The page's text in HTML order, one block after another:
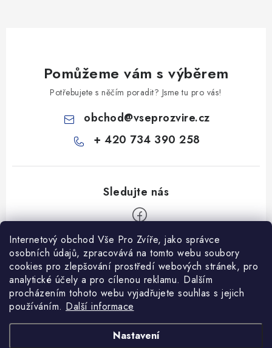
Internetový obchod Vše Pro Zvíře, jako správce
osobních údajů, zpracovává na tomto webu soubory
cookies pro zlepšování prostředí webových stránek, pro
analytické účely a pro cílenou reklamu. Dalším
procházením tohoto webu vyjadřujete souhlas s jejich
používáním. Další informace
Nastavení
Pomůžeme vám s výběrem
Potřebujete s něčím poradit? Jsme tu pro vás!
obchod@vseprozvire.cz
+ 420 734 390 258
Informace pro Vás
Ceník dopravy
Kontakty
Heuréka recenze